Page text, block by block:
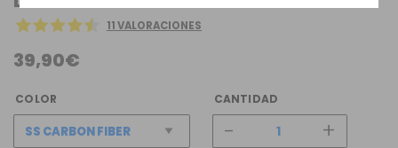
11 VALORACIONES
39,90€
COLOR CANTIDAD
- +